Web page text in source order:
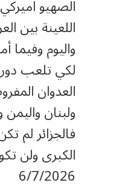
الصهيو
اللعينة بين
واليوم
لكي تلعب
العدوان
ولبنان
فالجزائر لم
الكبرى ولن
6/7/2026